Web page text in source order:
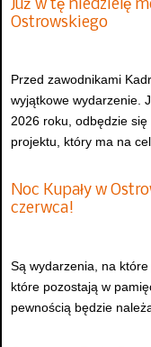
Już w tę niedzielę
Ostrowskiego
Przed zawodnikami
wyjątkowe wydarzenie.
2026 roku, odbędzie
projektu, który ma na
Noc Kupały w
czerwca!
Są wydarzenia, na
które pozostają w
pewnością będzie